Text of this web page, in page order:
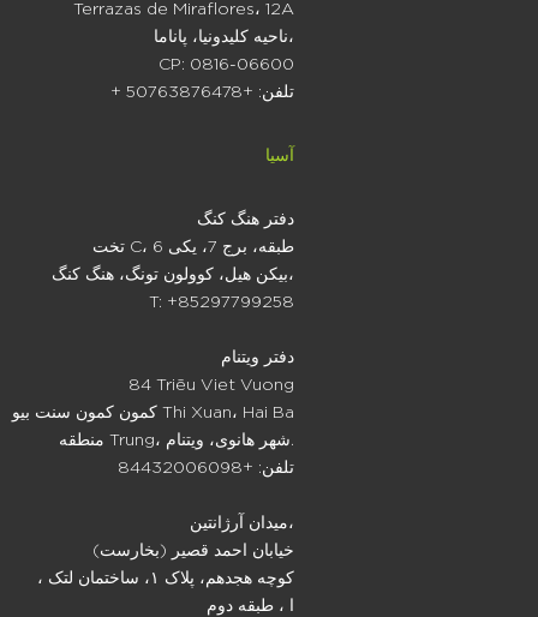
Terrazas de Miraflores، 12A
ناحیه کلیدونیا، پاناما،
CP: 0816-06600
+ تلفن: +50763876478
آسیا
دفتر هنگ کنگ
تخت C، 6 طبقه، برج 7، یکی
بیکن هیل، کوولون تونگ، هنگ کنگ،
T: +85297799258
دفتر ویتنام
84 Triēu Viet Vuong
کمون کمون سنت بیو Thi Xuan، Hai Ba
منطقه Trung، شهر هانوی، ویتنام.
تلفن: +84432006098
میدان آرژانتین،
خیابان احمد قصیر (بخارست)
، کوچه هجدهم، پلاک ۱، ساختمان لتک
ا ، طبقه دوم